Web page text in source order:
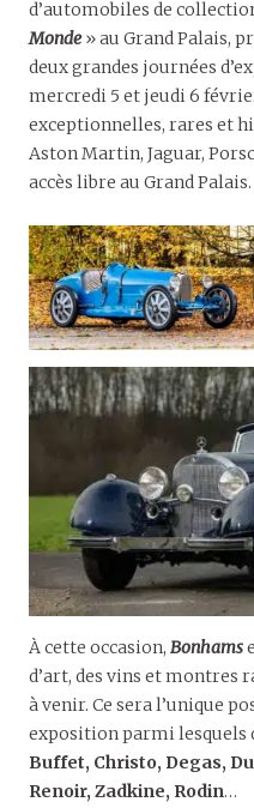
d’automobiles de
Monde» au Grand Palais,
deux grandes journées
mercredi 5 et jeudi 6
exceptionnelles, rares et
Aston Martin, Jaguar,
accès libre au Grand Palais.
À cette occasion, Bonhams
d’art, des vins et montres
à venir. Ce sera l’unique
exposition parmi lesquels
Buffet, Christo, Degas,
Renoir, Zadkine, Rodin…